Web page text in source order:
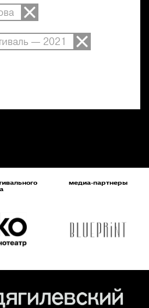
— 2021
медиа-партнеры